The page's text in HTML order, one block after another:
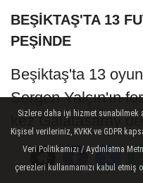
transfer ettiği
Singo, Leroy Sane
Yusuf Demir, şans
Galatasaray
takıma karşı
BEŞİKTAŞ'TA 13
Sizlere daha iyi hizmet sunabilmek
Kişisel verileriniz, KVKK ve GDPR
Veri Politikamızı / Aydınlatma
çerezleri kullanmamızı kabul etmiş